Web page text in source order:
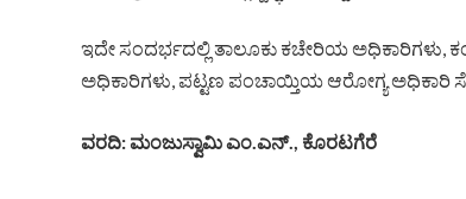
ಇದೇ ಸಂದರ್ಭದಲ್ಲಿ ತಾಲೂಕು ಕಚೇರಿಯ
ಅಧಿಕಾರಿಗಳು, ಪಟ್ಟಣ ಪಂಚಾಯ್ತಿಯ ಆರೋಗ್ಯ ಅಧಿಕಾರಿ
ವರದಿ: ಮಂಜುಸ್ವಾಮಿ ಎಂ.ಎನ್., ಕೊರಟಗೆರೆ